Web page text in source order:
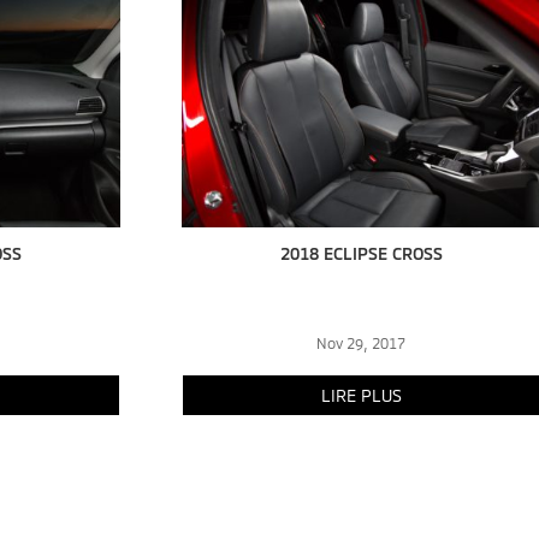
2018 ECLIPSE CROSS
Nov 29, 2017
LIRE PLUS